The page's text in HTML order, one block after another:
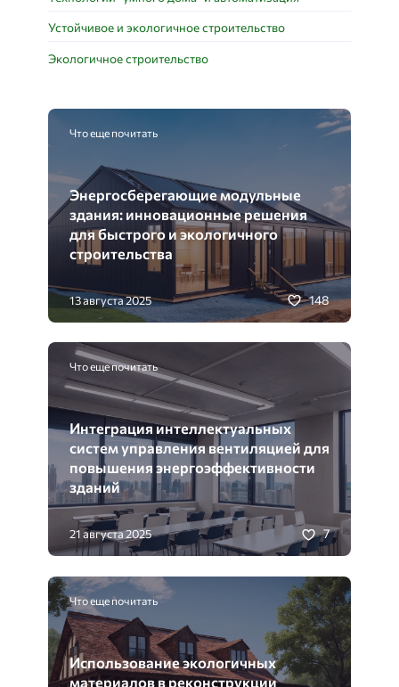
Устойчивое и экологичное строительство
Экологичное строительство
Что еще почитать
Энергосберегающие модульные
здания: инновационные решения
для быстрого и экологичного
строительства
13 августа 2025 148
Что еще почитать
Интеграция интеллектуальных
систем управления вентиляцией для
повышения энергоэффективности
зданий
21 августа 2025 7
Что еще почитать
Использование экологичных
материалов в реконструкции